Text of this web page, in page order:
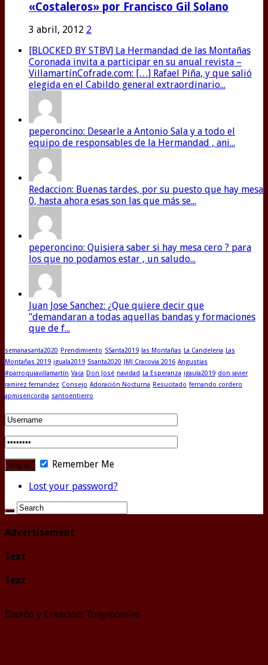
«Costaleros» por Francisco Gil Solano
3 abril, 2012 2
[BLOCKED BY STBV] La Hermandad de las Montañas
Coronada invita a participar en su anual revista –
VillamartínCofrade.com: […] Rafael Piña, y que salió
elegida en el Cabildo general extraordinario...
peperoncino: Desearle a Antonio Sala y a todo el
equipo de responsables de la Hermandad , ani...
Redaccion: Buenas tardes, por su puesto que hay mesa
0, hasta ahora esas son las que más se...
peperoncino: Quisiera saber si hay mesa cero ? para
los que no podamos estar , un saludo...
Juan Jose Sanchez: ¿Que quiere decir que
"demandaran a todas aquellas bandas y formaciones
que de f...
semanasanta2020 Prendimiento SSanta2019 las Montañas La Candeleria Las
Montañas 2019 iguala2019 Ssanta2020 JMJ Cracovia 2016 Angustias
#parroquiavillamartín Vaca Don José navidad La Esperanza igaula2019 don javier
ramirez fernandez Consejo Adoración Nocturna Resucitado fernando cordero
apmisericordia santoentierro
Remember Me
Lost your password?
Advertisement
Text
Text
Diseño y Creación: Tonymóviles